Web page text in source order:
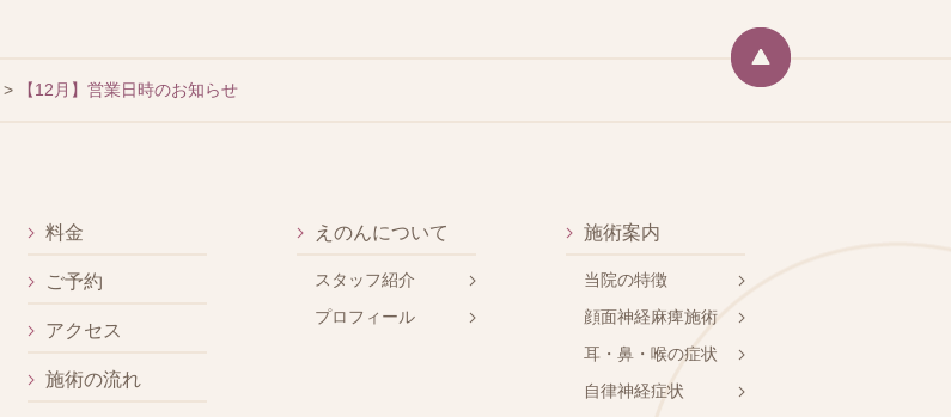
> 【12月】営業日時のお知らせ
料金
ご予約
アクセス
施術の流れ
えのんについて
スタッフ紹介
プロフィール
施術案内
当院の特徴
顔面神経麻痺施術
耳・鼻・喉の症状
自律神経症状